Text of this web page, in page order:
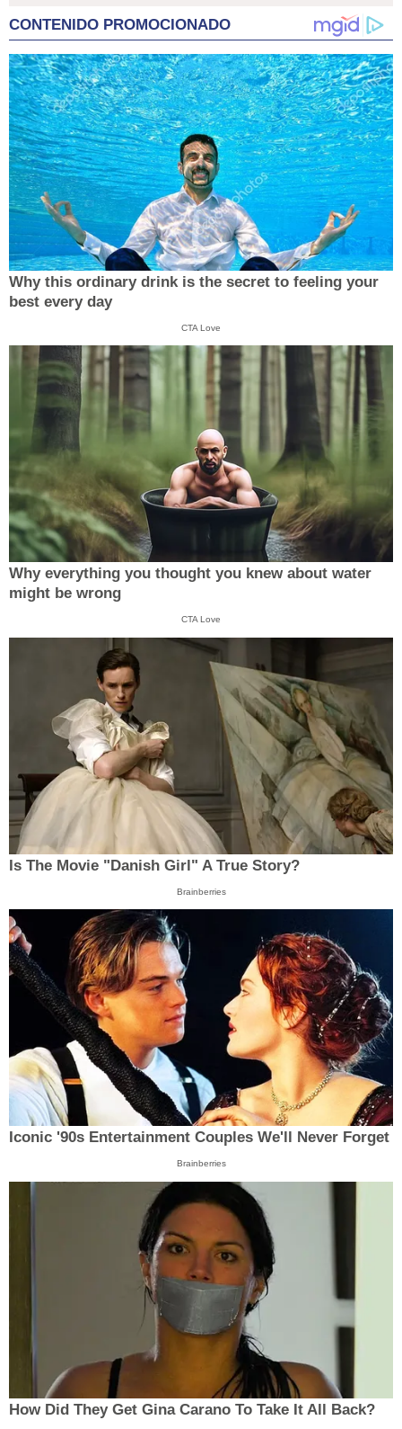
CONTENIDO PROMOCIONADO
Why this ordinary drink is the secret to feeling your
best every day
CTA Love
Why everything you thought you knew about water
might be wrong
CTA Love
Is The Movie "Danish Girl" A True Story?
Brainberries
Iconic '90s Entertainment Couples We'll Never Forget
Brainberries
How Did They Get Gina Carano To Take It All Back?